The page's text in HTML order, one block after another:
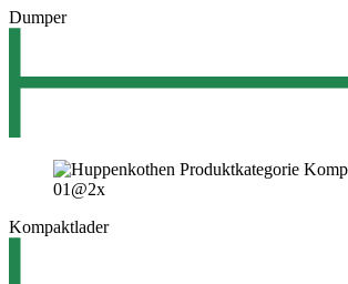
Dumper
Kompaktlader